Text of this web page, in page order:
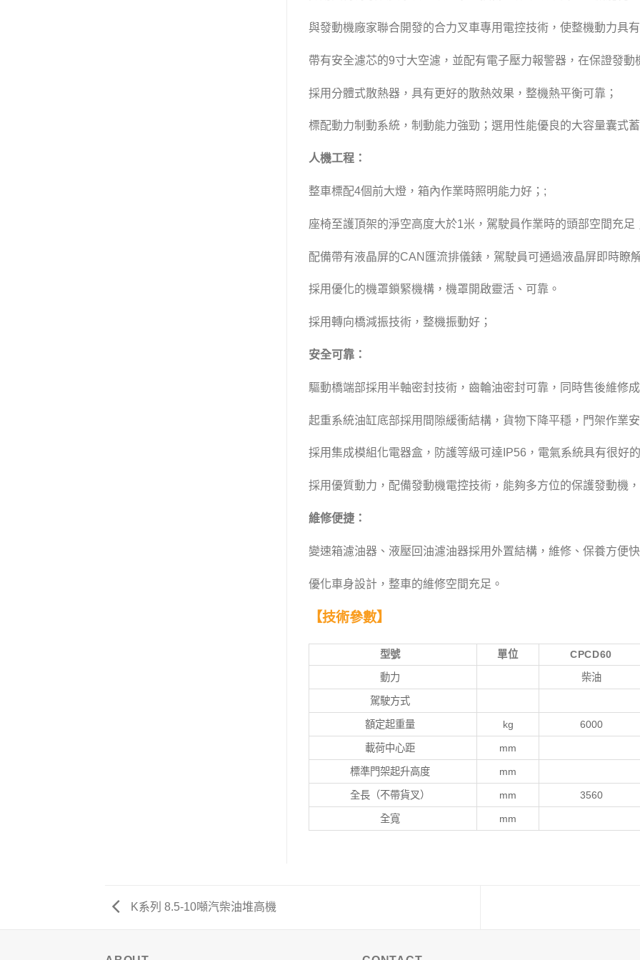
與發動機廠家聯合開發的合力叉車專用電控技術，使整機動力具
帶有安全濾芯的9寸大空濾，並配有電子壓力報警器，在保證發
採用分體式散熱器，具有更好的散熱效果，整機熱平衡可靠；
標配動力制動系統，制動能力強勁；選用性能優良的大容量囊式
人機工程：
整車標配4個前大燈，箱內作業時照明能力好；;
座椅至護頂架的淨空高度大於1米，駕駛員作業時的頭部空間充足
配備帶有液晶屏的CAN匯流排儀錶，駕駛員可通過液晶屏即時瞭
採用優化的機罩鎖緊機構，機罩開啟靈活、可靠。
採用轉向橋減振技術，整機振動好；
安全可靠：
驅動橋端部採用半軸密封技術，齒輪油密封可靠，同時售後維修
起重系統油缸底部採用間隙緩衝結構，貨物下降平穩，門架作業
採用集成模組化電器盒，防護等級可達IP56，電氣系統具有很好
採用優質動力，配備發動機電控技術，能夠多方位的保護發動機
維修便捷：
變速箱濾油器、液壓回油濾油器採用外置結構，維修、保養方便
優化車身設計，整車的維修空間充足。
【技術參數】
型號 單位
CPCD60
動力
柴油
駕駛方式
額定起重量 kg 6000
載荷中心距 mm
標準門架起升高度 mm
全長（不帶貨叉） mm 3560
全寬 mm
K系列 8.5-10噸汽柴油堆高機